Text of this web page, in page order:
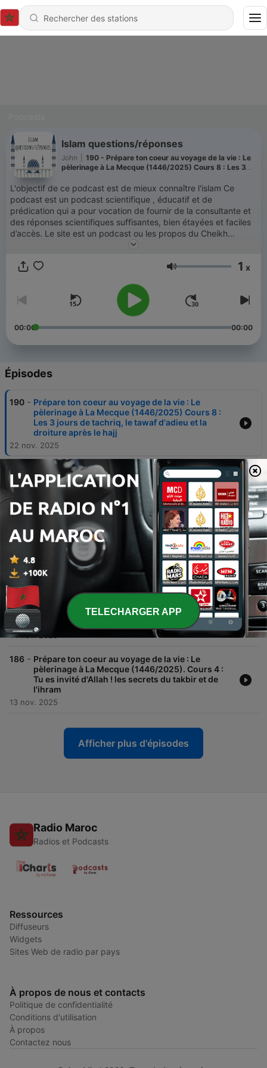
Islam questions/réponses
John
190 - Prépare ton coeur au voyage de la vie : Le
pèlerinage à La Mecque (1446/2025) Cours 8 : Les 3
hajj
L'objectif de ce podcast est de mieux connaître l'islam Ce
podcast est un podcast scientifique , éducatif et de
prédication qui a pour vocation de fournir de la consultante et
des réponses scientifiques suffisantes, bien étayées et faciles
d’accès. Le site est un podcast ou les propos du Cheikh
Muhammad Salih al-Munadjdjid (Puisse Allah le protéger.) et
raffermir et de nous inspirer la juste détermination et de nous
Volume 1 x
00:00 00:00
Épisodes
190 - Prépare ton coeur au voyage de la vie : Le
pèlerinage à La Mecque (1446/2025) Cours 8 :
Les 3 jours de tachriq, le tawaf d'adieu et la
droiture après le hajj
22 nov. 2025
189
Prépare ton coeur au voyage de la vie : Le
pèlerinage à La Mecque (1446/2025) Cours 7 :
Les secrets du jet de pierre, du sacrifice, du tawaf
ifada et du rasage des cheveux
17 nov. 2025
188 -
Prépare ton coeur au voyage de la vie : Le
pèlerinage à La Mecque (1446/2025) Cours 6 :
Safa et marwa, les secrets de arafa et mouzdalifa
16 nov. 2025
187
Prépare ton coeur au voyage de la vie : Le
pèlerinage à La Mecque (1446/2025) Cours 5 :
Les sagesses du tawaf, la pierre noire et le
maqam ibrahim
14 nov. 2025
186 - Prépare ton coeur au voyage de la vie : Le
pèlerinage à La Mecque (1446/2025). Cours 4 :
Tu es invité d'Allah ! les secrets du takbir et de
l'ihram
13 nov. 2025
Afficher plus d'épisodes
Radio Maroc
Radios et Podcasts
Ressources
Diffuseurs
Widgets
Sites Web de radio par pays
À propos de nous et contacts
Politique de confidentialité
Conditions d'utilisation
À propos
Contactez nous
TELECHARGER APP